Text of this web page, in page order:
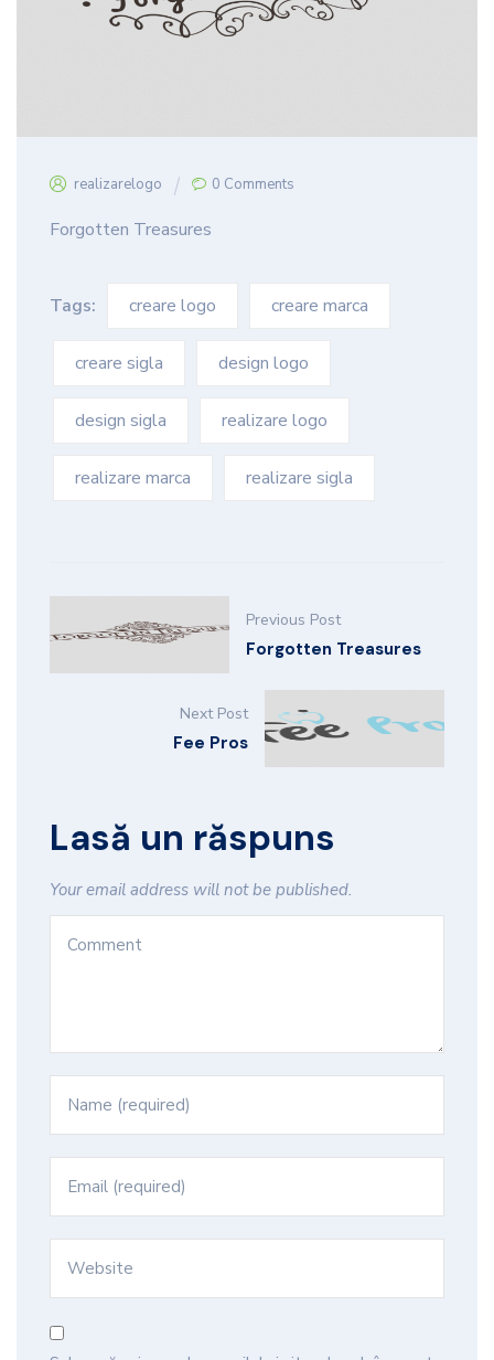
realizarelogo 0 Comments
Forgotten Treasures
Tags: creare logo creare marca
creare sigla design logo
design sigla realizare logo
realizare marca realizare sigla
Previous Post
Forgotten Treasures
Next Post
Fee Pros
Lasă un răspuns
Your email address will not be published.